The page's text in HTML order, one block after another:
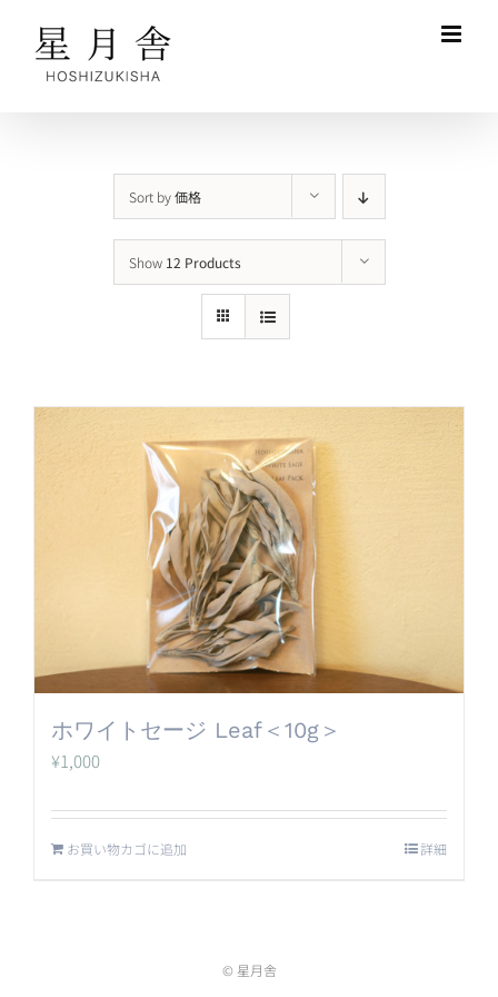
content
Sort by価格
Show 12 Products
ホワイトセージ Leaf＜10g＞
¥1,000
お買い物カゴに追加 詳細
© 星月舎